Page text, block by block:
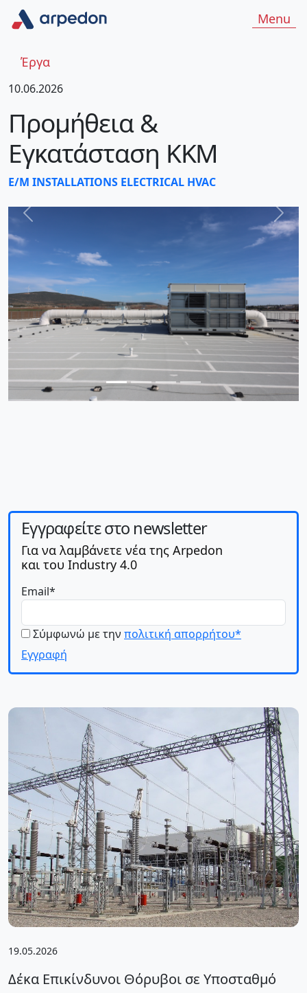
Menu
Έργα
10.06.2026
Προμήθεια &
Εγκατάσταση ΚΚΜ
E/M INSTALLATIONS ELECTRICAL HVAC
ΠΡΟΗΓΟΎΜΕΝΟ
Εγγραφείτε στο newsletter
Για να λαμβάνετε νέα της Arpedon
και του Industry 4.0
Email*
Σύμφωνώ με την πολιτική απορρήτου*
Εγγραφή
19.05.2026
Δέκα Επικίνδυνοι Θόρυβοι σε Υποσταθμό